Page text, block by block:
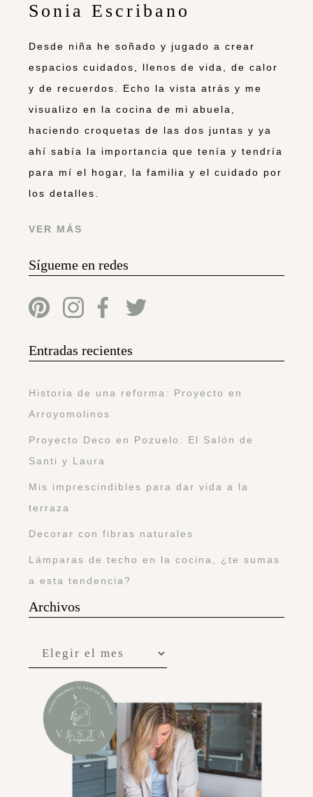
Sonia Escribano
Desde niña he soñado y jugado a crear
espacios cuidados, llenos de vida, de calor
y de recuerdos. Echo la vista atrás y me
visualizo en la cocina de mi abuela,
haciendo croquetas de las dos juntas y ya
ahí sabía la importancia que tenía y tendría
para mí el hogar, la familia y el cuidado por
los detalles.
VER MÁS
Sígueme en redes
Entradas recientes
Historia de una reforma: Proyecto en
Arroyomolinos
Proyecto Deco en Pozuelo: El Salón de
Santi y Laura
Mis imprescindibles para dar vida a la
terraza
Decorar con fibras naturales
Lámparas de techo en la cocina, ¿te sumas
a esta tendencia?
Archivos